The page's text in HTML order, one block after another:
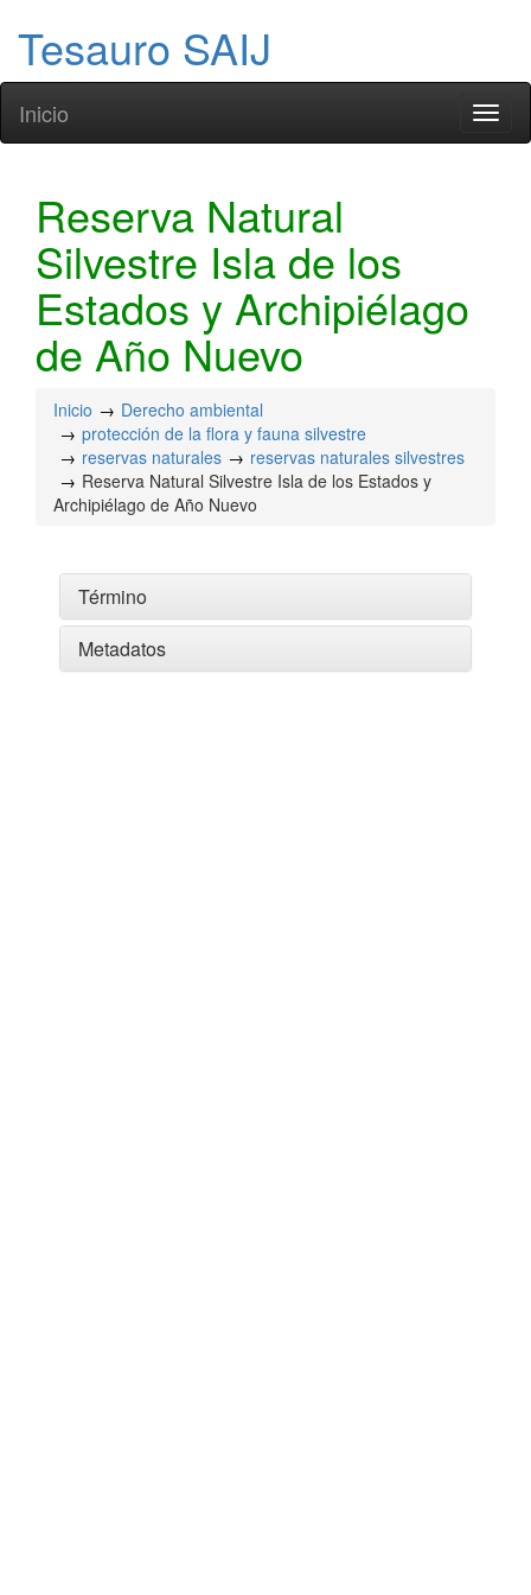
Tesauro SAIJ
Inicio
Reserva Natural
Silvestre Isla de los
Estados y Archipiélago
de Año Nuevo
Inicio
Derecho ambiental
protección de la flora y fauna silvestre
reservas naturales
reservas naturales silvestres
Reserva Natural Silvestre Isla de los Estados y
Archipiélago de Año Nuevo
Término
Metadatos